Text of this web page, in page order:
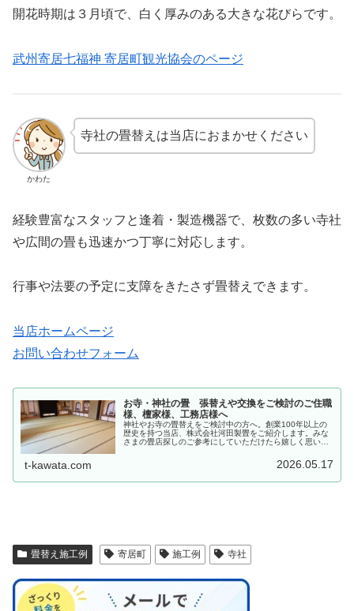
開花時期は３月頃で、白く厚みのある大きな花びらです。
武州寄居七福神 寄居町観光協会のページ
かわた
寺社の畳替えは当店におまかせください
経験豊富なスタッフと逢着・製造機器で、枚数の多い寺社
や広間の畳も迅速かつ丁寧に対応します。
行事や法要の予定に支障をきたさず畳替えできます。
当店ホームページ
お問い合わせフォーム
お寺・神社の畳 張替えや交換をご検討のご住職
様、檀家様、工務店様へ
神社やお寺の畳替えをご検討中の方へ。創業100年以上の
歴史を持つ当店、株式会社河田製畳をご紹介します。みな
さまの畳店探しのご参考にしていただけたら嬉しく思いま
t-kawata.com 2026.05.17
畳替え施工例 寄居町 施工例 寺社